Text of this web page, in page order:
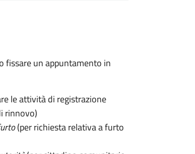
fissare un appuntamento in
le attività di registrazione
rinnovo)
(per richiesta relativa a furto